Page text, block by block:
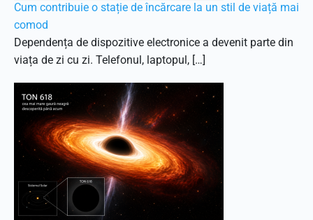
Cum contribuie o stație de încărcare la un stil de viață mai
comod
Dependența de dispozitive electronice a devenit parte din
viața de zi cu zi. Telefonul, laptopul, […]